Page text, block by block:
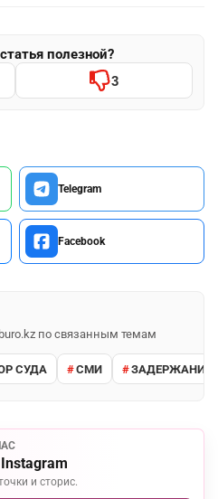
полезной?
3
Telegram
Facebook
по связанным темам
СУДА СМИ ЗАДЕРЖАНИЕ
и сторис.